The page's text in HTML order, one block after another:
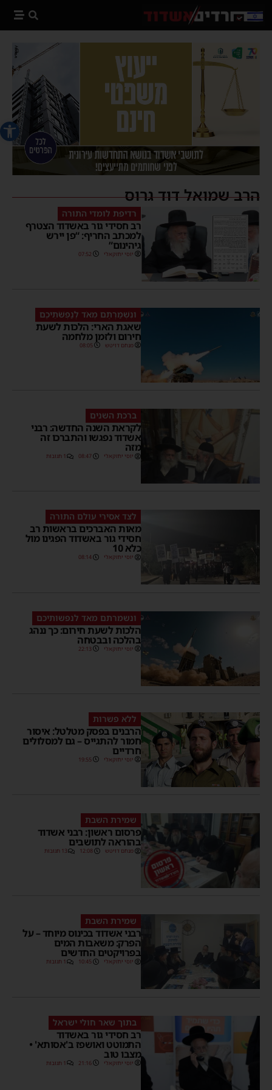
פתח
הרב שמואל דוד גרוס
רדיפת לומדי התורה
רב חסידי גור באשדוד הצטרף
למכתב החריף: “פן יירש
גיהינום”
יוסי יחזקאלי 07:52
ונִשְׁמַרְתֶּם מְאֹד לְנַפְשֹׁתֵיכֶם
שאגת הארי: הלכות לשעת
חירום ולזמן מלחמה
מנחם דויטש 08:05
ברכת השנים
לקראת השנה החדשה: רבני
אשדוד נפגשו והתברכו זה
מזה
יוסי יחזקאלי 08:47 1 תגובות
לצד אסירי עולם התורה
מאות האברכים בראשות רב
חסידי גור באשדוד הפגינו מול
כלא 10
יוסי יחזקאלי 08:14
ונשמרתם מאד לנפשותיכם
הלכות לשעת חירום: כך ננהג
בהלכה ובבטחה
יוסי יחזקאלי 22:13
ללא פשרות
הרבנים בפסק מטלטל: איסור
חמור להתגייס – גם למסלולים
חרדיים
יוסי יחזקאלי 19:55
שמירת השבת
פרסום ראשון: רבני אשדוד
בהוראה לתושבים
מנחם דויטש 12:08 13 תגובות
שמירת השבת
רבני אשדוד בכינוס מיוחד – על
הפרק: משאבות המים
בפרויקטים החדשים
יוסי יחזקאלי 10:45 1 תגובות
בתוך שאר חולי ישראל
רב חסידי גור באשדוד
התמוטט ואושפז ב'אסותא' •
מצבו טוב
יוסי יחזקאלי 21:16 1 תגובות